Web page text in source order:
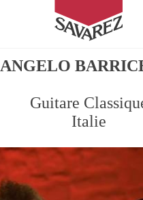
SAVAREZ
ANGELO
Guitare
Italie